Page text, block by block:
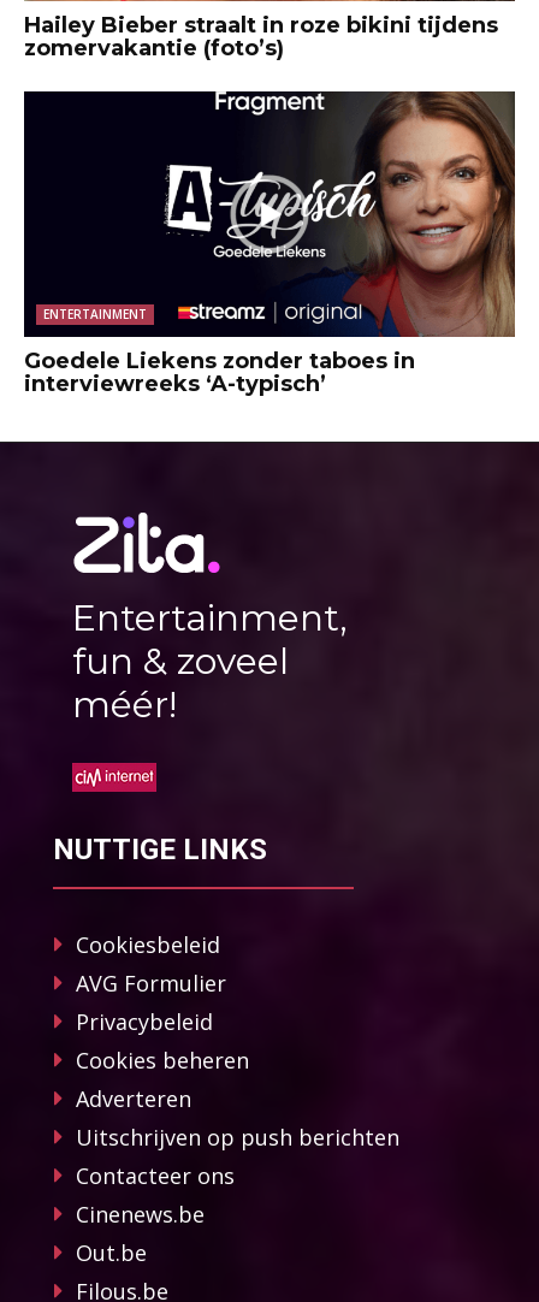
Hailey Bieber straalt in roze bikini tijdens
zomervakantie (foto’s)
ENTERTAINMENT
Goedele Liekens zonder taboes in
interviewreeks ‘A-typisch’
Entertainment,
fun & zoveel
méér!
NUTTIGE LINKS
Cookiesbeleid
AVG Formulier
Privacybeleid
Cookies beheren
Adverteren
Uitschrijven op push berichten
Contacteer ons
Cinenews.be
Out.be
Filous.be